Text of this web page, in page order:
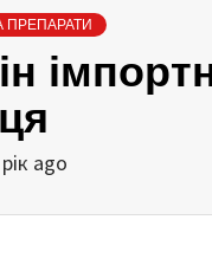
ПРЕПАРАТИ
ago